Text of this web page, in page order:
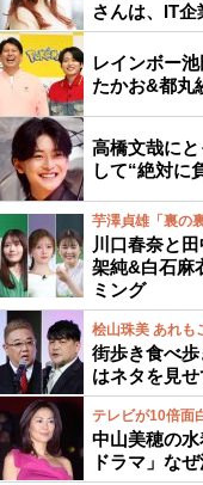
さんは、IT
レインボー
たかお&都丸
高橋文哉に
して“絶対に
芋澤貞雄「裏の
川口春奈と
架純&白石麻
ミング
桧山珠美 あれも
街歩き食べ
はネタを見
テレビが10倍面
中山美穂の
ドラマ」な